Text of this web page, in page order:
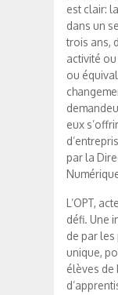
est clair:
dans un
trois ans,
activité
ou
eux
par la
L’OPT,
défi. Une
de par
unique,
élèves de